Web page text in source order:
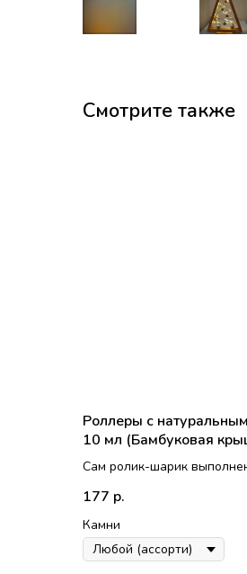
Смотрите также
Роллеры с
10 мл (Бамбуковая
Сам ролик-шарик
зеленый танглин, тигровый
аметист, горный хрусталь,
агат, обсидиан, красная
яшма. Крышки как
177 р.
Камни